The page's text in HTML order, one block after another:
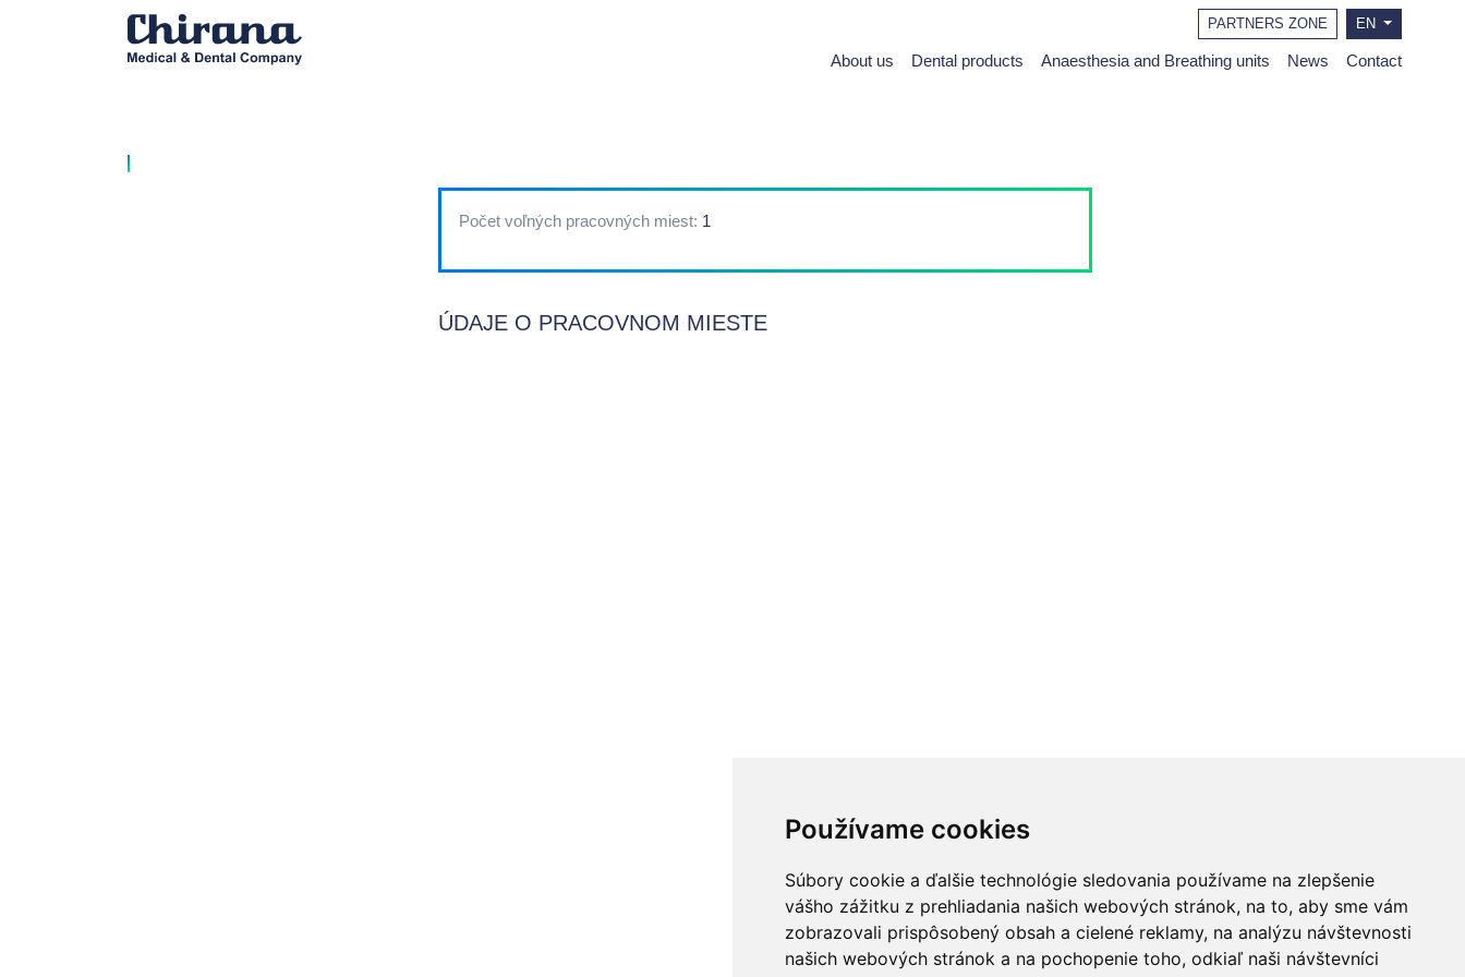
Používame cookies
Súbory cookie a ďalšie technológie sledovania používame na zlepšenie
vášho zážitku z prehliadania našich webových stránok, na to, aby sme vám
zobrazovali prispôsobený obsah a cielené reklamy, na analýzu návštevnosti
našich webových stránok a na pochopenie toho, odkiaľ naši návštevníci
PARTNERS ZONE EN
About us Dental products Anaesthesia and Breathing units News Contact
Počet voľných pracovných miest: 1
ÚDAJE O PRACOVNOM MIESTE